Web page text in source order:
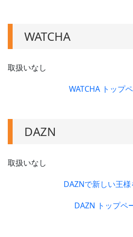
WATCHA
取扱いなし
WATCHA トップ
DAZN
取扱いなし
DAZNで新しい王
DAZN トップペ